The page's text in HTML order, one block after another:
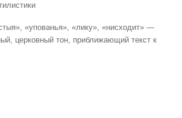
«упованья», «лику», «нисходит» —
церковный тон, приближающий текст к